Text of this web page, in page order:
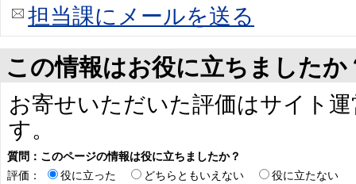
担当課にメールを送る
この情報はお役に立ちましたか
お寄せいただいた評価はサイト
す。
質問：このページの情報は役に立ちましたか？
評価：
役に立った どちらともいえない
役に立たない